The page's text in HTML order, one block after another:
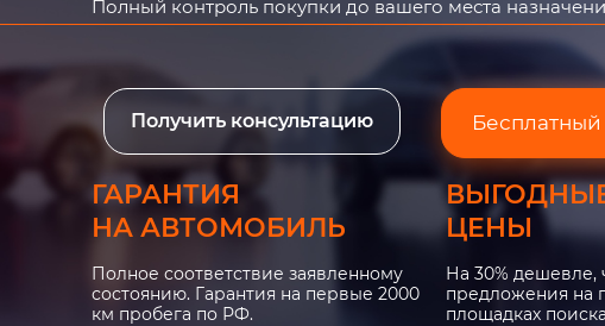
Полный контроль покупки до вашего места
Получить консультацию Бесплатный
ГАРАНТИЯ
НА АВТОМОБИЛЬ
Полное соответствие заявленному
состоянию. Гарантия на первые 2000
км пробега по РФ.
ЦЕНЫ
На 30% дешевле,
предложения на
площадках